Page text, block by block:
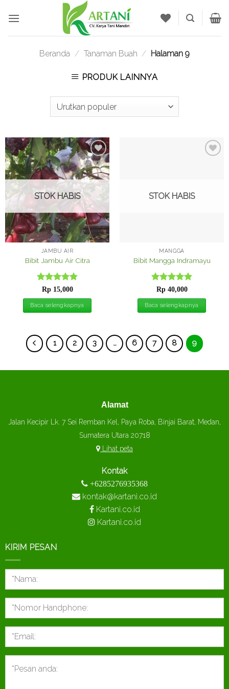
Beranda / Tanaman Buah / Halaman 9
PRODUK LAINNYA
Tambah
ke
Wishlist
STOK HABIS
JAMBU AIR
Bibit Jambu Air Citra
Dinilai5
dari 5
Rp15,000
Baca selengkapnya
STOK HABIS
MANGGA
Bibit Mangga Indramayu
Dinilai5
dari 5
Rp40,000
Baca selengkapnya
1 2 3 … 6 7 8 9
Alamat
Jalan Kecipir Lk. 7 Sei Remban Kel, Paya Roba, Binjai Barat, Medan,
Sumatera Utara 20718
Lihat peta
Kontak
+6285276935368
kontak@kartani.co.id
Kartani.co.id
Kartani.co.id
KIRIM PESAN